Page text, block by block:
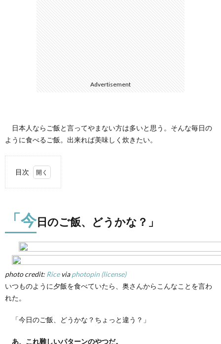
Advertisement
日本人ならご飯と言ってやまない方は多いと思う。そんな毎日の
ように食べるご飯。出来れば美味しく炊きたい。
目次
1.
飯、ど
うか
な？」
2.
違い
かっ
て知
るお
「今日のご飯、どうかな？」
photo credit: Riceviaphotopin (license)
いつものように夕飯を食べていたら、奥さんからこんなことを言わ
れた。
「今日のご飯、どうかな？ちょっと違う？」
あ、これ難しいパターンのやつだ。